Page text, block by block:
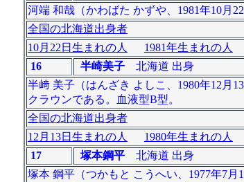
河端 和哉（かわばた かずや、1981年10月
全国の北海道出身者
10月22日生まれの人
1981年生まれの人
16
半崎美子北海道 出身
半﨑 美子（はんざき よしこ、1980年12月
クラウンである。血液型B型。
全国の北海道出身者
12月13日生まれの人
1980年生まれの人
17
塚本鋼平北海道 出身
塚本 鋼平（つかもと こうへい、1977年7